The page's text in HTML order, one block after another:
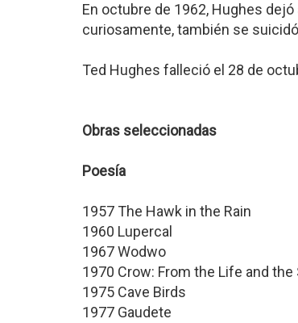
En octubre de 1962, Hughes
curiosamente, también se
Ted Hughes falleció el 28 de
Obras seleccionadas
Poesía
1957 The Hawk in the Rain
1960 Lupercal
1967 Wodwo
1970 Crow: From the Life and
1975 Cave Birds
1977 Gaudete